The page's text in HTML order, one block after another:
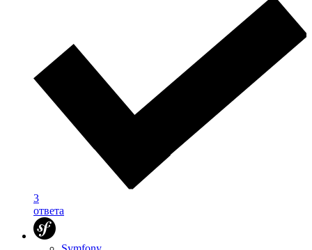
3
ответа